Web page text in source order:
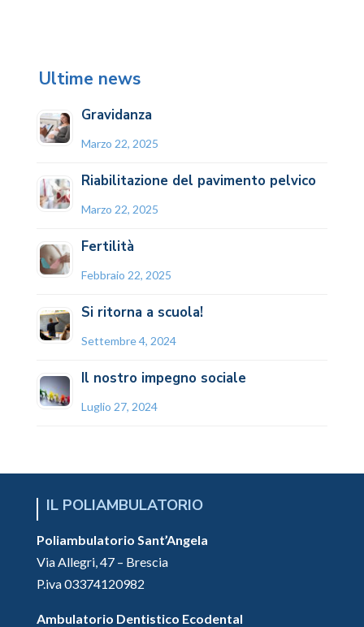
Ultime news
Gravidanza
Marzo 22, 2025
Riabilitazione del pavimento pelvico
Marzo 22, 2025
Fertilità
Febbraio 22, 2025
Si ritorna a scuola!
Settembre 4, 2024
Il nostro impegno sociale
Luglio 27, 2024
IL POLIAMBULATORIO
Poliambulatorio Sant’Angela
Via Allegri, 47 – Brescia
P.iva 03374120982
Ambulatorio Dentistico Ecodental